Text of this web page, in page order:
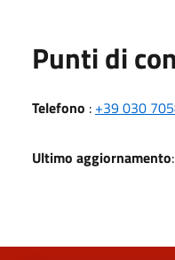
Punti di
Telefono : +39 030
Ultimo aggiornamento